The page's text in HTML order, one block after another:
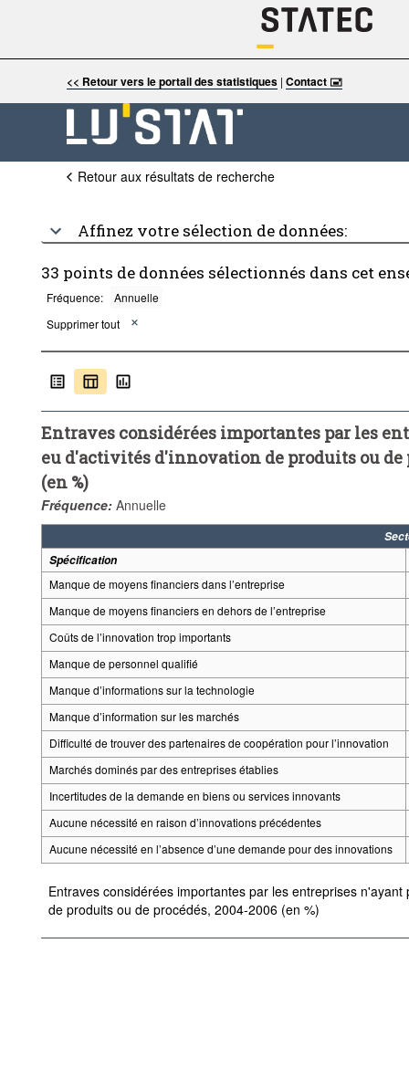
<< Retour vers le portail des statistiques |Contact 🖃
Retour aux résultats de recherche
Affinez votre sélection de données:
33 points de données sélectionnés dans cet
Fréquence:
Annuelle
Supprimer tout
Entraves considérées importantes par les
eu d'activités d'innovation de produits ou de
(en %)
Fréquence: Annuelle
Spécification
Manque de moyens financiers dans l’entreprise
Manque de moyens financiers en dehors de l’entreprise
Coûts de l’innovation trop importants
Manque de personnel qualifié
Manque d’informations sur la technologie
Manque d’information sur les marchés
Difficulté de trouver des partenaires de coopération pour l’innovation
Marchés dominés par des entreprises établies
Incertitudes de la demande en biens ou services innovants
Aucune nécessité en raison d’innovations précédentes
Aucune nécessité en l’absence d’une demande pour des innovations
Entraves considérées importantes par les entreprises
de produits ou de procédés, 2004-2006 (en %)